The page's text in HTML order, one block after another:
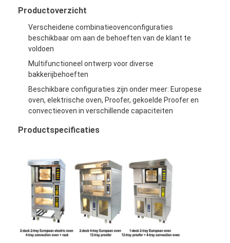
Productoverzicht
Verscheidene combinatieovenconfiguraties
beschikbaar om aan de behoeften van de klant te
voldoen
Multifunctioneel ontwerp voor diverse
bakkerijbehoeften
Beschikbare configuraties zijn onder meer: Europese
oven, elektrische oven, Proofer, gekoelde Proofer en
convectieoven in verschillende capaciteiten
Productspecificaties